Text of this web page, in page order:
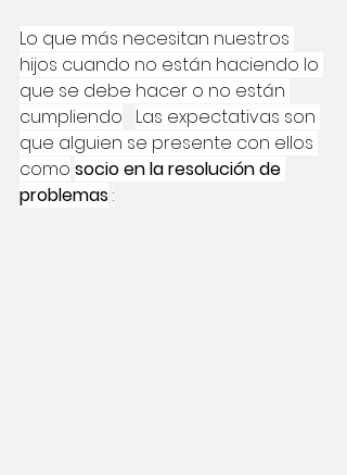
Lo que más necesitan nuestros
hijos cuando no están haciendo lo
que se debe hacer o no están
cumpliendo
Las expectativas son
que alguien se presente con ellos
como socio en la resolución de
problemas: